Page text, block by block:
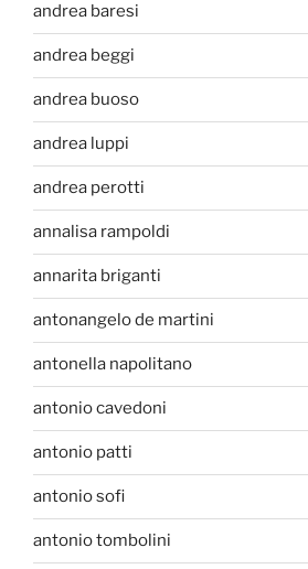
andrea baresi
andrea beggi
andrea buoso
andrea luppi
andrea perotti
annalisa rampoldi
annarita briganti
antonangelo de martini
antonella napolitano
antonio cavedoni
antonio patti
antonio sofi
antonio tombolini